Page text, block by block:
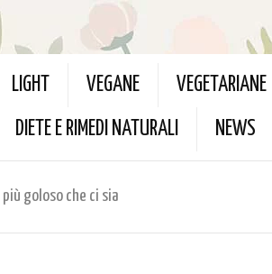
LIGHT VEGANE VEGETARIANE
DIETE E RIMEDI NATURALI NEWS
goloso che ci sia